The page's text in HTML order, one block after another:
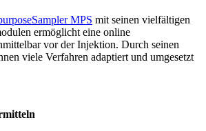
MPS mit seinen vielfältigen
ermöglicht eine online
vor der Injektion. Durch seinen
viele Verfahren adaptiert und umgesetzt